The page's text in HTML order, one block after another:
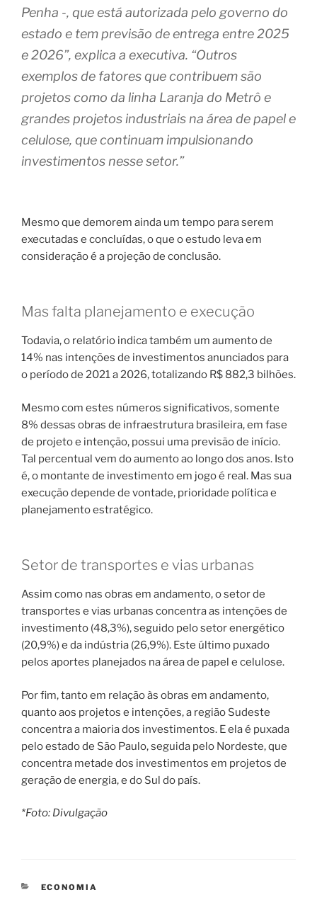
Penha -, que está autorizada pelo governo do
estado e tem previsão de entrega entre 2025
e 2026”, explica a executiva. “Outros
exemplos de fatores que contribuem são
projetos como da linha Laranja do Metrô e
grandes projetos industriais na área de papel e
celulose, que continuam impulsionando
investimentos nesse setor.”
Mesmo que demorem ainda um tempo para serem
executadas e concluídas, o que o estudo leva em
consideração é a projeção de conclusão.
Mas falta planejamento e execução
Todavia, o relatório indica também um aumento de
14% nas intenções de investimentos anunciados para
o período de 2021 a 2026, totalizando R$ 882,3 bilhões.
Mesmo com estes números significativos, somente
8% dessas obras de infraestrutura brasileira, em fase
de projeto e intenção, possui uma previsão de início.
Tal percentual vem do aumento ao longo dos anos. Isto
é, o montante de investimento em jogo é real. Mas sua
execução depende de vontade, prioridade política e
planejamento estratégico.
Setor de transportes e vias urbanas
Assim como nas obras em andamento, o setor de
transportes e vias urbanas concentra as intenções de
investimento (48,3%), seguido pelo setor energético
(20,9%) e da indústria (26,9%). Este último puxado
pelos aportes planejados na área de papel e celulose.
Por fim, tanto em relação às obras em andamento,
quanto aos projetos e intenções, a região Sudeste
concentra a maioria dos investimentos. E ela é puxada
pelo estado de São Paulo, seguida pelo Nordeste, que
concentra metade dos investimentos em projetos de
geração de energia, e do Sul do país.
*Foto: Divulgação
CATEGORIAS
ECONOMIA